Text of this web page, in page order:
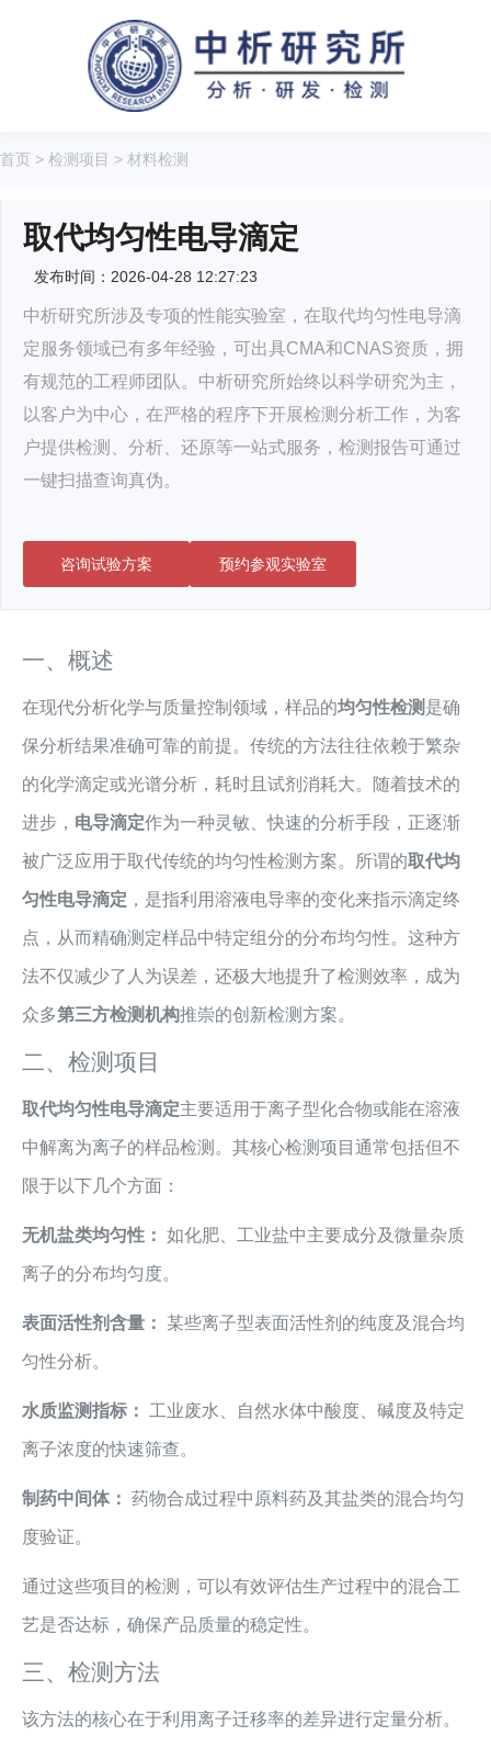
首页 > 检测项目 > 材料检测
取代均匀性电导滴定
发布时间：2026-04-28 12:27:23
中析研究所涉及专项的性能实验室，在取代均匀性电导滴
定服务领域已有多年经验，可出具CMA和CNAS资质，拥
有规范的工程师团队。中析研究所始终以科学研究为主，
以客户为中心，在严格的程序下开展检测分析工作，为客
户提供检测、分析、还原等一站式服务，检测报告可通过
一键扫描查询真伪。
咨询试验方案 预约参观实验室
一、概述
在现代分析化学与质量控制领域，样品的均匀性检测 是确
保分析结果准确可靠的前提。传统的方法往往依赖于繁杂
的化学滴定或光谱分析，耗时且试剂消耗大。随着技术的
进步， 电导滴定作为一种灵敏、快速的分析手段，正逐渐
被广泛应用于取代传统的均匀性检测方案。所谓的取代均
匀性电导滴定 ，是指利用溶液电导率的变化来指示滴定终
点，从而精确测定样品中特定组分的分布均匀性。这种方
法不仅减少了人为误差，还极大地提升了检测效率，成为
众多第三方检测机构推崇的创新检测方案。
二、检测项目
取代均匀性电导滴定主要适用于离子型化合物或能在溶液
中解离为离子的样品检测。其核心检测项目通常包括但不
限于以下几个方面：
无机盐类均匀性： 如化肥、工业盐中主要成分及微量杂质
离子的分布均匀度。
表面活性剂含量： 某些离子型表面活性剂的纯度及混合均
匀性分析。
水质监测指标： 工业废水、自然水体中酸度、碱度及特定
离子浓度的快速筛查。
制药中间体： 药物合成过程中原料药及其盐类的混合均匀
度验证。
通过这些项目的检测，可以有效评估生产过程中的混合工
艺是否达标，确保产品质量的稳定性。
三、检测方法
该方法的核心在于利用离子迁移率的差异进行定量分析。